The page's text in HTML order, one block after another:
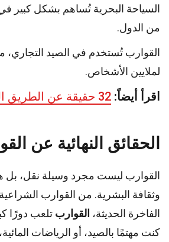
السياحة البحرية تُساهم بشكل كبير في
من الدول.
القوارب تُستخدم في الصيد التجاري،
لملايين الأشخاص.
اقرأ أيضاً: 32 حقيقة عن الطريق السريع
الحقائق النهائية عن
القوارب ليست مجرد وسيلة نقل، بل
وثقافة البشرية. من القوارب
الفاخرة الحديثة، القوارب تلعب دورًا
كنت مهتمًا بالصيد، أو الرياضات